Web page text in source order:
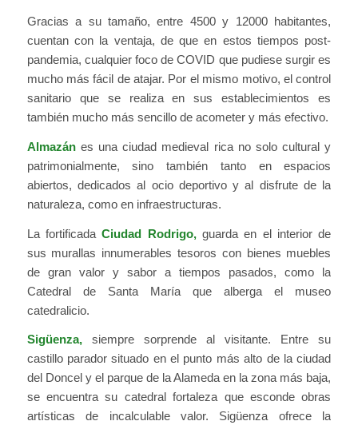
Gracias a su tamaño, entre 4500 y 12000 habitantes,
cuentan con la ventaja, de que en estos tiempos post-
pandemia, cualquier foco de COVID que pudiese surgir es
mucho más fácil de atajar. Por el mismo motivo, el control
sanitario que se realiza en sus establecimientos es
también mucho más sencillo de acometer y más efectivo.
Almazánes una ciudad medieval rica no solo cultural y
patrimonialmente, sino también tanto en espacios
abiertos, dedicados al ocio deportivo y al disfrute de la
naturaleza, como en infraestructuras.
La fortificadaCiudad Rodrigo,guarda en el interior de
sus murallas innumerables tesoros con bienes muebles
de gran valor y sabor a tiempos pasados, como la
Catedral de Santa María que alberga el museo
catedralicio.
Sigüenza,siempre sorprende al visitante. Entre su
castillo parador situado en el punto más alto de la ciudad
del Doncel y el parque de la Alameda en la zona más baja,
se encuentra su catedral fortaleza que esconde obras
artísticas de incalculable valor. Sigüenza ofrece la